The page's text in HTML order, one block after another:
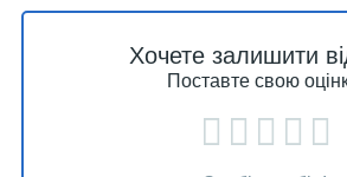
Хочете залишити
Поставте свою